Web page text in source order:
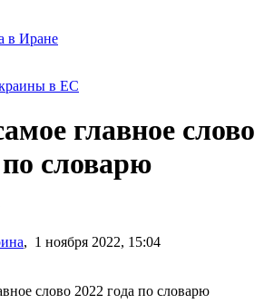
в Иране
в ЕС
главное слово
по словарю
, 1 ноября 2022, 15:04